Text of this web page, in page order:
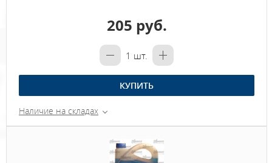
205 руб.
1 шт.
КУПИТЬ
Наличие на складах